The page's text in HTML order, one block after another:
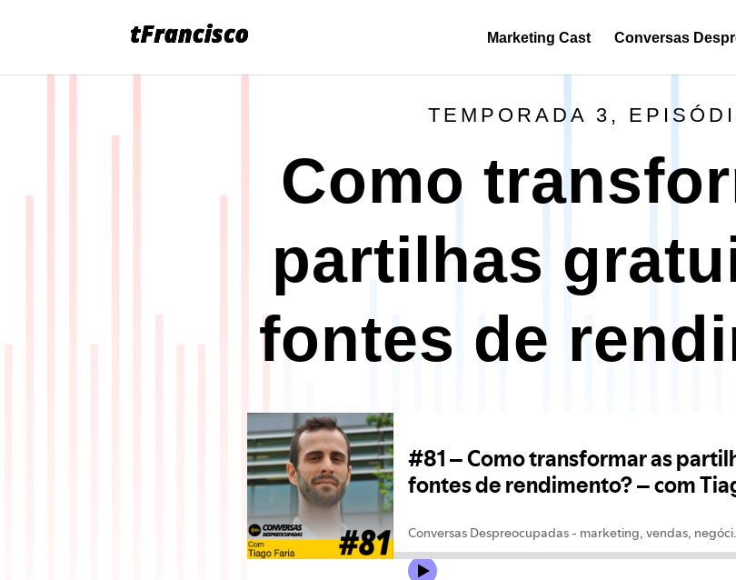
Marketing Cast Conversas
TEMPORADA 3,
Como
partilhas
fontes de